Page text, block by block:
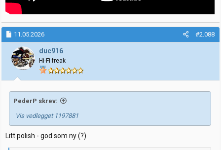
11.05.2026 #2.088
duc916
Hi-Fi freak
PederP skrev:
Vis vedlegget 1197881
Litt polish - god som ny (?)